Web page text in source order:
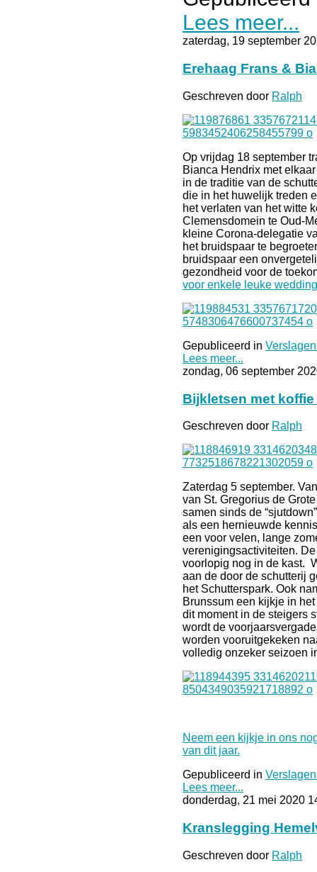
Lees meer...
zaterdag, 19 september
Erehaag Frans &
Geschreven door Ralph
Op vrijdag 18 september
Bianca Hendrix met
in de traditie van de
die in het huwelijk treden
het verlaten van het witte
Clemensdomein te Oud-
kleine Corona-delegatie
het bruidspaar te
bruidspaar een
gezondheid voor de
voor enkele leuke
Gepubliceerd in
Lees meer...
zondag, 06 september
Bijkletsen met koffie
Geschreven door Ralph
Zaterdag 5 september.
van St. Gregorius de
samen sinds de
als een hernieuwde
een voor velen, lange
verenigingsactiviteiten.
voorlopig nog in de kast.
aan de door de schutterij
het Schutterspark. Ook
Brunssum een kijkje in
dit moment in de steigers
wordt de
worden vooruitgekeken
volledig onzeker seizoen
Neem een kijkje in ons
van dit jaar.
Gepubliceerd in
Lees meer...
donderdag, 21 mei 2020
Kranslegging
Geschreven door Ralph